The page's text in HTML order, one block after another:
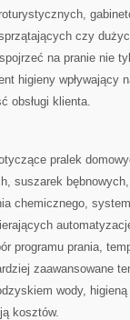
czy
na pranie nie
higieny wpływający
obsługi klienta.
pralek
suszarek
chemicznego,
programu prania,
zaawansowane
wody,
kosztów.